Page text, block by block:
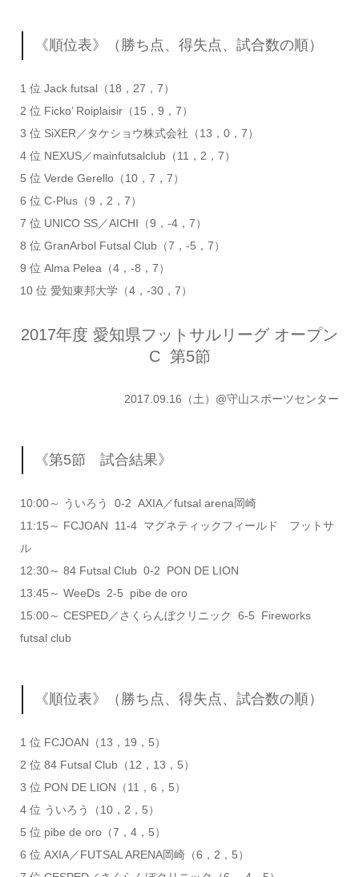
《順位表》（勝ち点、得失点、試合数の順）
1 位 Jack futsal（18，27，7）
2 位 Ficko’ Roiplaisir（15，9，7）
3 位 SiXER／タケショウ株式会社（13，0，7）
4 位 NEXUS／mainfutsalclub（11，2，7）
5 位 Verde Gerello（10，7，7）
6 位 C-Plus（9，2，7）
7 位 UNICO SS／AICHI（9，-4，7）
8 位 GranArbol Futsal Club（7，-5，7）
9 位 Alma Pelea（4，-8，7）
10 位 愛知東邦大学（4，-30，7）
2017年度 愛知県フットサルリーグ オープン
C 第5節
2017.09.16（土）@守山スポーツセンター
《第5節 試合結果》
10:00～ ういろう 0-2 AXIA／futsal arena岡崎
11:15～ FCJOAN 11-4 マグネティックフィールド フットサ
ル
12:30～ 84 Futsal Club 0-2 PON DE LION
13:45～ WeeDs 2-5 pibe de oro
15:00～ CESPED／さくらんぼクリニック 6-5 Fireworks
futsal club
《順位表》（勝ち点、得失点、試合数の順）
1 位 FCJOAN（13，19，5）
2 位 84 Futsal Club（12，13，5）
3 位 PON DE LION（11，6，5）
4 位 ういろう（10，2，5）
5 位 pibe de oro（7，4，5）
6 位 AXIA／FUTSAL ARENA岡崎（6，2，5）